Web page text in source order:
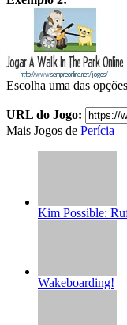
Escolha uma das
URL do Jogo:
Mais Jogos de Perícia
Kim Possible:
Wakeboarding!